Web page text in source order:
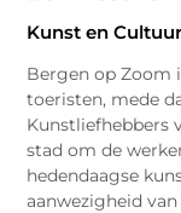
Kunst en
Bergen op Zoom
toeristen, mede
Kunstliefhebbers
stad om de
hedendaagse
aanwezigheid